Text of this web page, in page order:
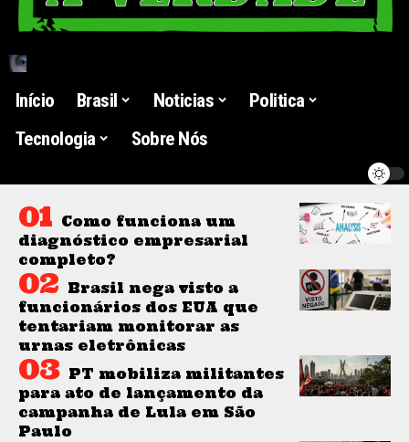
Início Brasil Noticias
Politica
Tecnologia
Sobre Nós
Como funciona um
diagnóstico empresarial
completo?
Brasil nega visto a
funcionários dos EUA que
tentariam monitorar as
urnas eletrônicas
PT mobiliza militantes
para ato de lançamento da
campanha de Lula em São
Paulo